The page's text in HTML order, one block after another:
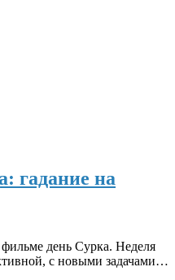
гадание на
фильме день Сурка. Неделя
с новыми задачами…